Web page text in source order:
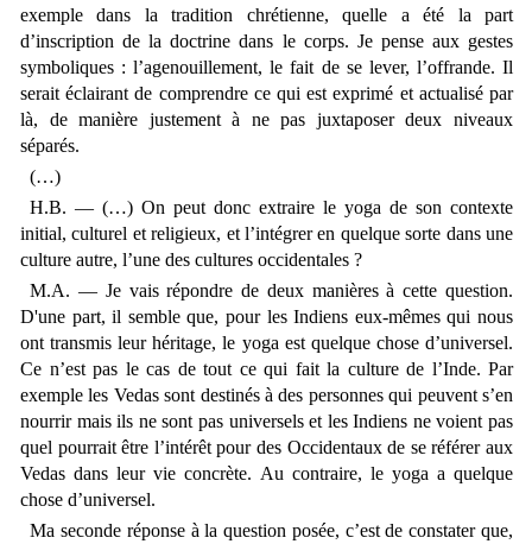
exemple dans la tradition chrétienne, quelle a été la part
d’inscription de la doctrine dans le corps. Je pense aux gestes
symboliques : l’agenouillement, le fait de se lever, l’offrande. Il
serait éclairant de comprendre ce qui est exprimé et actualisé par
là, de manière justement à ne pas juxtaposer deux niveaux
séparés.
(…)
H.B. — (…) On peut donc extraire le yoga de son contexte
initial, culturel et religieux, et l’intégrer en quelque sorte dans une
culture autre, l’une des cultures occidentales ?
M.A. — Je vais répondre de deux manières à cette question.
D'une part, il semble que, pour les Indiens eux-mêmes qui nous
ont transmis leur héritage, le yoga est quelque chose d’universel.
Ce n’est pas le cas de tout ce qui fait la culture de l’Inde. Par
exemple les Vedas sont destinés à des personnes qui peuvent s’en
nourrir mais ils ne sont pas universels et les Indiens ne voient pas
quel pourrait être l’intérêt pour des Occidentaux de se référer aux
Vedas dans leur vie concrète. Au contraire, le yoga a quelque
chose d’universel.
Ma seconde réponse à la question posée, c’est de constater que,